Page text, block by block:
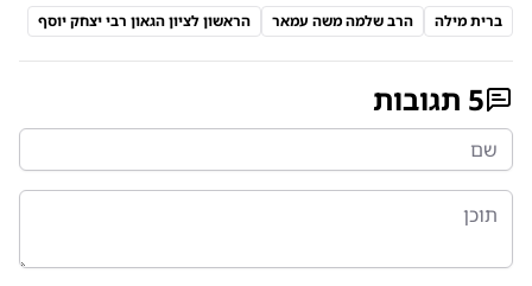
ברית מילה הרב שלמה משה עמאר הראשון לציון הגאון רבי יצחק יוסף
5 תגובות